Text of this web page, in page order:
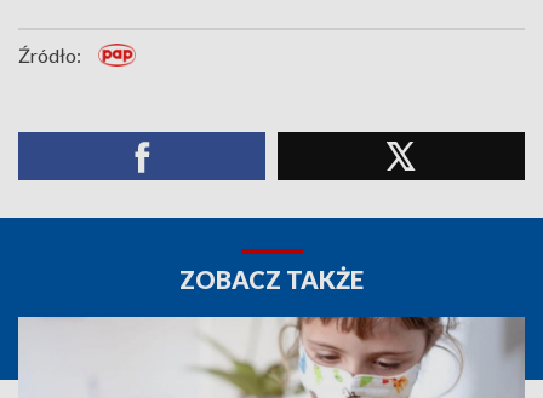
Źródło:
ZOBACZ TAKŻE